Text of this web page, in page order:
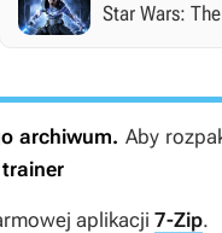
Star Wars:
archiwum. Aby
trainer
aplikacji 7-Zip.